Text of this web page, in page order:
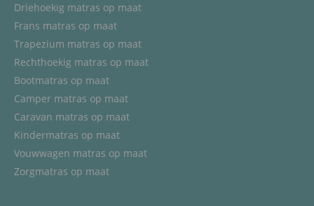
Driehoekig matras op maat
Frans matras op maat
Trapezium matras op maat
Rechthoekig matras op maat
Bootmatras op maat
Camper matras op maat
Caravan matras op maat
Kindermatras op maat
Vouwwagen matras op maat
Zorgmatras op maat